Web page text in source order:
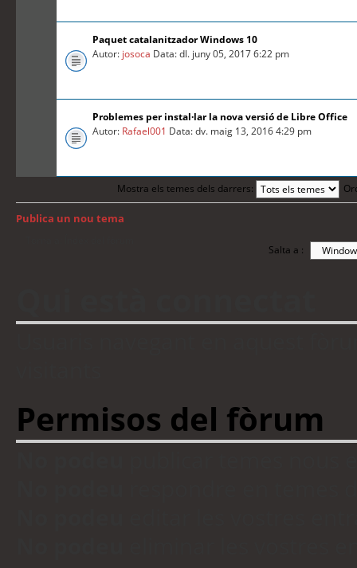
Paquet catalanitzador Windows 10
Autor: josoca Data: dl. juny 05, 2017 6:22 pm
Problemes per instal·lar la nova versió de Libre Office
Autor: Rafael001 Data: dv. maig 13, 2016 4:29 pm
Mostra els temes dels darrers:
Publica un nou tema
Salta a :
Permisos del fòrum